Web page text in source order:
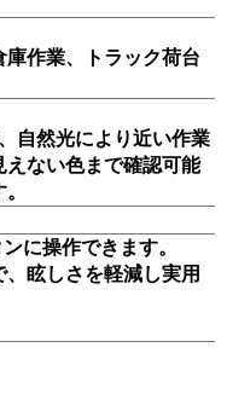
庫作業、トラック荷台
自然光により近い作業
ない色まで確認可能
に操作できます。
眩しさを軽減し実用